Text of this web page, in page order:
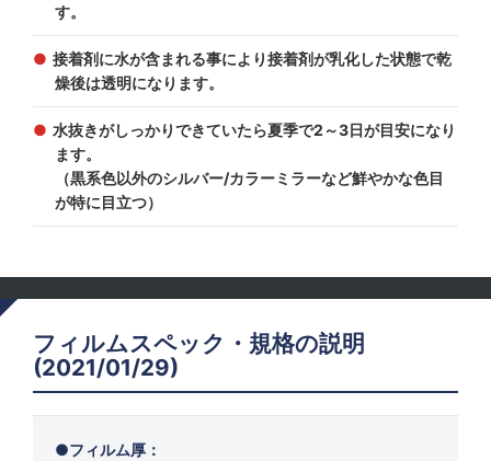
す。
接着剤に水が含まれる事により接着剤が乳化した状態で乾
燥後は透明になります。
水抜きがしっかりできていたら夏季で2～3日が目安になり
ます。
（黒系色以外のシルバー/カラーミラーなど鮮やかな色目
が特に目立つ）
フィルムスペック・規格の説明
(2021/01/29)
フィルム厚：